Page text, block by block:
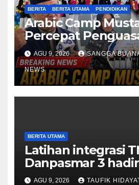
BERITA BERITA UTAMA PENDIDIKAN
Arabic Camp
Percepat
Bahasa Arab di
AGU 9, 2026 SANGGA
NEWS
BERITA UTAMA
Latihan integrasi
Danpasmar 3
rangkaian
AGU 9, 2026 TAUFIK